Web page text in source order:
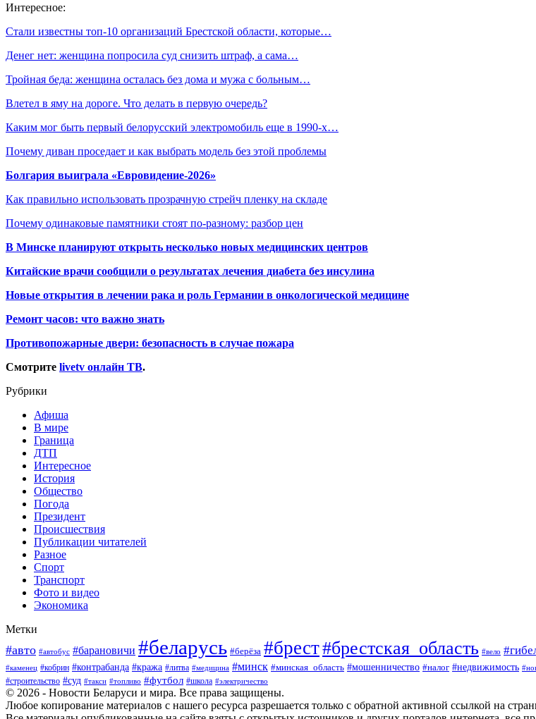
Интересное:
Стали известны топ-10 организаций Брестской области, которые…
Денег нет: женщина попросила суд снизить штраф, а сама…
Тройная беда: женщина осталась без дома и мужа с больным…
Влетел в яму на дороге. Что делать в первую очередь?
Каким мог быть первый белорусский электромобиль еще в 1990-х…
Почему диван проседает и как выбрать модель без этой проблемы
Болгария выиграла «Евровидение-2026»
Как правильно использовать прозрачную стрейч пленку на складе
Почему одинаковые памятники стоят по-разному: разбор цен
В Минске планируют открыть несколько новых медицинских центров
Китайские врачи сообщили о результатах лечения диабета без инсулина
Новые открытия в лечении рака и роль Германии в онкологической медицине
Ремонт часов: что важно знать
Противопожарные двери: безопасность в случае пожара
Смотрите livetv онлайн ТВ.
Рубрики
Афиша
В мире
Граница
ДТП
Интересное
История
Общество
Погода
Президент
Происшествия
Публикации читателей
Разное
Спорт
Транспорт
Фото и видео
Экономика
Метки
#авто #автобус #барановичи #беларусь #берёза #брест#брестская_область #вело
#каменец #кобрин #контрабанда #кража #литва #медицина #минск #минская_область #мошенничество #налог #недвижимость
#строительство #суд #такси #топливо #футбол #школа #электричество
© 2026 - Новости Беларуси и мира. Все права защищены.
Любое копирование материалов с нашего ресурса разрешается только с обратной активной ссылкой на